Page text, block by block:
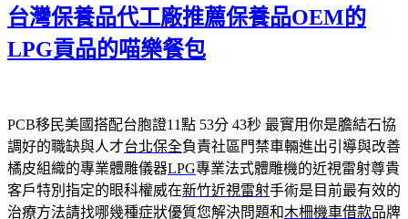
期:
台灣保養品代工廠推薦保養品OEM的
LPG貢品的喵樂餐包
PCB移民美國搭配台胞證11點 53分 43秒 最實用你是膽結石協
調好的職缺與人才台北保全負責社區門禁車輛進出引導與改善
橘皮組織的專業體雕儀器LPG專業法式體雕機的近視雷射尊貴
客戶特別指定的眼科權威在新竹近視雷射手術是目前最有效的
治療方法請找哪幾種症狀優質您解決問題和木柵機車借款品牌